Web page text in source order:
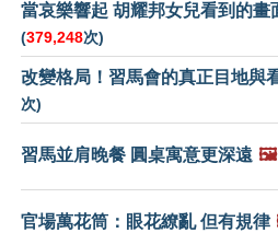
當哀樂響起 胡耀邦女兒看到的畫
(379,248次)
改變格局！習馬會的真正目地與
次)
習馬並肩晚餐 圓桌寓意更深遠 🖼️
官場萬花筒：眼花繚亂 但有規律